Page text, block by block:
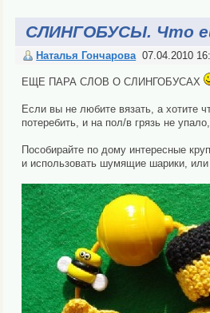
СЛИНГОБУСЫ. Что
Наталья Гончарова 07.04.2010
ЕЩЕ ПАРА СЛОВ О СЛИНГОБУСАХ
Если вы не любите вязать, а хотите
потеребить, и на пол/в грязь не
Пособирайте по дому интересные
и использовать шумящие шарики, или